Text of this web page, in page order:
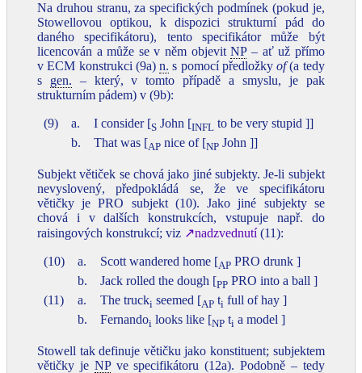
Na druhou stranu, za specifických podmínek (pokud je,
Stowellovou optikou, k dispozici strukturní pád do
daného specifikátoru), tento specifikátor může být
licencován a může se v něm objevitNP– ať už přímo
v ECM konstrukci (9a)n. s pomocí předložkyof(a tedy
s gen. – který, v tomto případě a smyslu, je pak
strukturním pádem) v (9b):
(9) a. I consider [S John [INFL to be very stupid ]]
b.
That was [AP nice of [NP John ]]
Subjekt větiček se chová jako jiné subjekty. Je-li subjekt
nevyslovený, předpokládá se, že ve specifikátoru
větičky je PRO subjekt (10). Jako jiné subjekty se
chová i v dalších konstrukcích, vstupuje např. do
raisingových konstrukcí; viz ↗nadzvednutí(11):
(10) a. Scott wandered home [AP PRO drunk ]
b.
Jack rolled the dough [PP PRO into a ball ]
(11)
a. The trucki seemed [AP ti full of hay ]
b.
Fernandoi looks like [NP ti a model ]
Stowell tak definuje větičku jako konstituent; subjektem
větičky je NPve specifikátoru (12a). Podobně – tedy